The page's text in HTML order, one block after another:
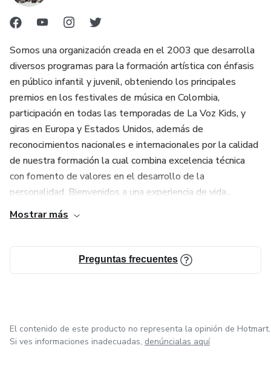
Somos una organización creada en el 2003 que desarrolla
diversos programas para la formación artística con énfasis
en público infantil y juvenil, obteniendo los principales
premios en los festivales de música en Colombia,
participación en todas las temporadas de La Voz Kids, y
giras en Europa y Estados Unidos, además de
reconocimientos nacionales e internacionales por la calidad
de nuestra formación la cual combina excelencia técnica
con fomento de valores en el desarrollo de la
personalidad. Bienvenidos a una experiencia de vida...
Mostrar más
Preguntas frecuentes
El contenido de este producto no representa la opinión de Hotmart.
Si ves informaciones inadecuadas, denúncialas aquí